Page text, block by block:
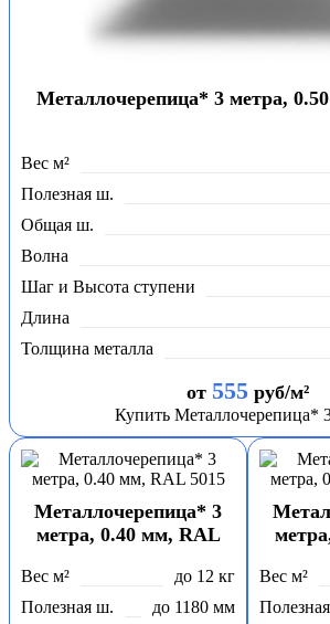
Металлочерепица* 3 метра,
Вес м²
Полезная ш.
Общая ш.
Волна
Шаг и Высота ступени
Длина
Толщина металла
от 555руб/м²
Купить Металлочерепица*
Металлочерепица* 3
метра, 0.40 мм, RAL
Вес м²
до 12 кг
Полезная ш.
до 1180 мм
Вес м²